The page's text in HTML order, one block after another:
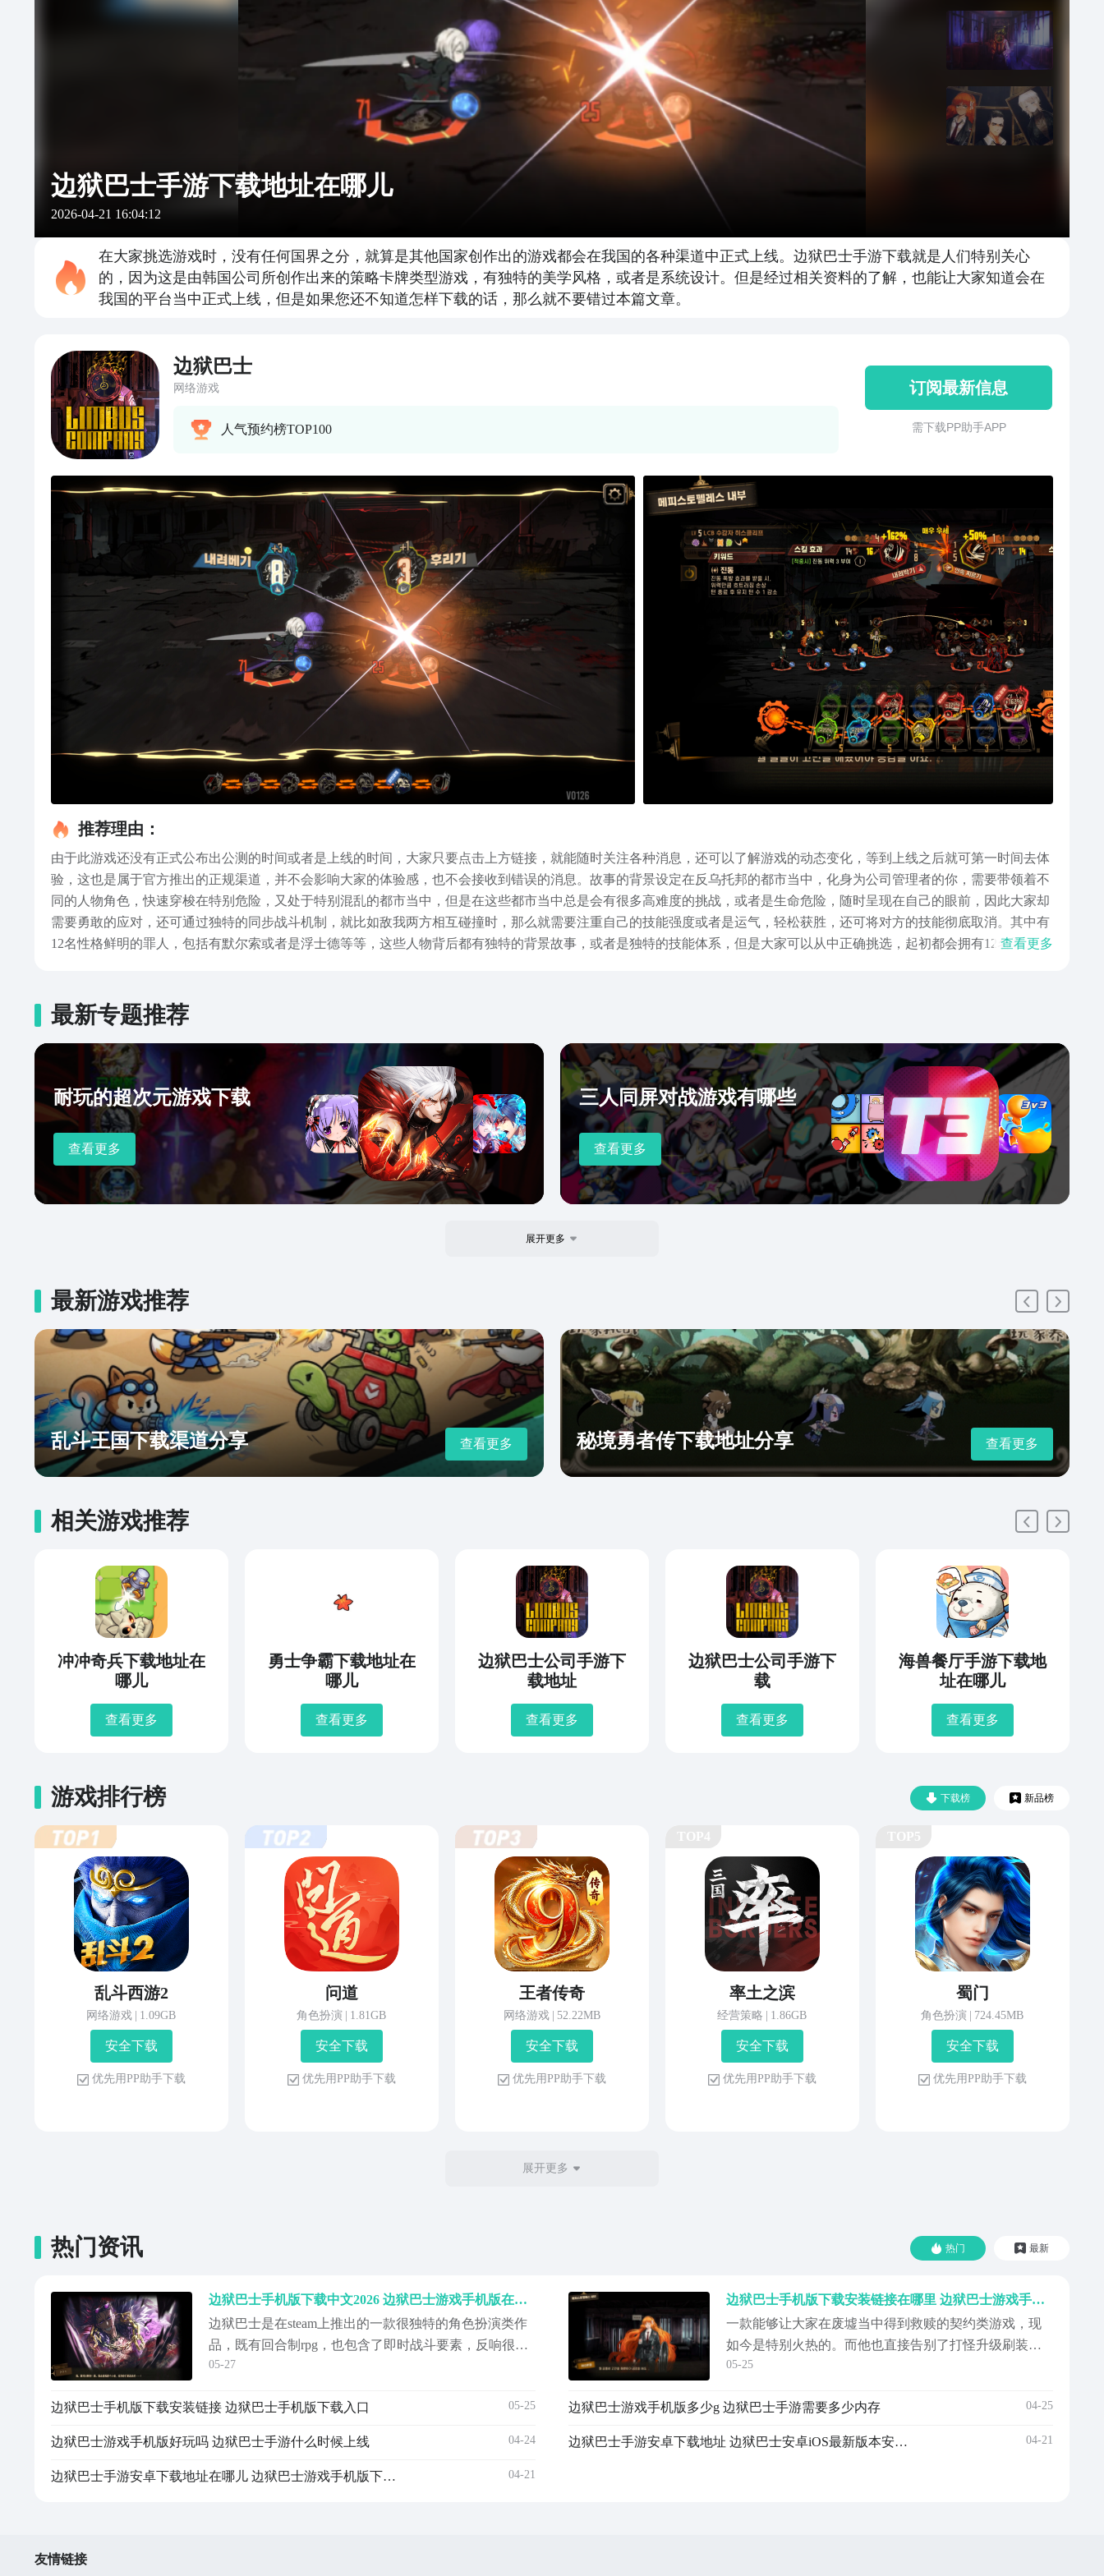
边狱巴士手游下载地址在哪儿
2026-04-21 16:04:12
在大家挑选游戏时，没有任何国界之分，就算是其他国家创作出的游戏都会在我国的各种渠道中正式上线。边狱巴士手游下载就是人们特别关心
的，因为这是由韩国公司所创作出来的策略卡牌类型游戏，有独特的美学风格，或者是系统设计。但是经过相关资料的了解，也能让大家知道会在
我国的平台当中正式上线，但是如果您还不知道怎样下载的话，那么就不要错过本篇文章。
边狱巴士
网络游戏
人气预约榜TOP100
订阅最新信息
需 下 载 P P 助 手 A P P
推荐理由：
由于此游戏还没有正式公布出公测的时间或者是上线的时间，大家只要点击上方链接，就能随时关注各种消息，还可以了解游戏的动态变化，等到上线之后就可第一时间去体
验，这也是属于官方推出的正规渠道，并不会影响大家的体验感，也不会接收到错误的消息。故事的背景设定在反乌托邦的都市当中，化身为公司管理者的你，需要带领着不
同的人物角色，快速穿梭在特别危险，又处于特别混乱的都市当中，但是在这些都市当中总是会有很多高难度的挑战，或者是生命危险，随时呈现在自己的眼前，因此大家却
需要勇敢的应对，还可通过独特的同步战斗机制，就比如敌我两方相互碰撞时，那么就需要注重自己的技能强度或者是运气，轻松获胜，还可将对方的技能彻底取消。其中有
12名性格鲜明的罪人，包括有默尔索或者是浮士德等等，这些人物背后都有独特的背景故事，或者是独特的技能体系，但是大家可以从中正确挑选，起初都会拥有12名罪人，
者是地址有了更好的了解，其实任意一款游戏都是需要在正式公测之后才能让大家亲自体验，但是此游戏目前还没有正式公测的具体时间，还依旧处于测试的阶段中，如果您
想等到游戏上线后快速体验的话，就可点击上方链接。
查看更多
最新专题推荐
耐玩的超次元游戏下载
查看更多
三人同屏对战游戏有哪些
查看更多
展开更多
最新游戏推荐
乱斗王国下载渠道分享 查看更多 秘境勇者传下载地址分享 查看更多
相关游戏推荐
冲冲奇兵下载地址在
哪儿
查看更多
勇士争霸下载地址在
哪儿
查看更多
边狱巴士公司手游下
载地址
查看更多
边狱巴士公司手游下
载
查看更多
海兽餐厅手游下载地
址在哪儿
查看更多
下载榜 新品榜
游戏排行榜
乱斗西游2
网络游戏 1.09GB
安 全 下 载
优 先 用 P P 助 手 下 载
问道
角色扮演 1.81GB
安 全 下 载
优 先 用 P P 助 手 下 载
王者传奇
网络游戏 52.22MB
安 全 下 载
优 先 用 P P 助 手 下 载
率土之滨
经营策略 1.86GB
安 全 下 载
优 先 用 P P 助 手 下 载
蜀门
角色扮演 724.45MB
安 全 下 载
优 先 用 P P 助 手 下 载
展开更多
热门 最新
热门资讯
边狱巴士手机版下载中文2026 边狱巴士游戏手机版在哪下
边狱巴士是在steam上推出的一款很独特的角色扮演类作
品，既有回合制rpg，也包含了即时战斗要素，反响很不
错，它的手机版也是有的，有玩家询问边狱巴士手机版
前它的国服手游版还没出，所以暂时没官中手游，最稳
05-27
边狱巴士手机版下载安装链接 边狱巴士手机版下载入口 05-25
边狱巴士游戏手机版好玩吗 边狱巴士手游什么时候上线 04-24
边狱巴士手游安卓下载地址在哪儿 边狱巴士游戏手机版下载安装链接推荐 04-21
边狱巴士手机版下载安装链接在哪里 边狱巴士游戏手机版在哪里下载
一款能够让大家在废墟当中得到救赎的契约类游戏，现
如今是特别火热的。而他也直接告别了打怪升级刷装备
的循环，再凭借丰富的剧情内容，所以很多玩家想要了
也能够让大家打发时间，但它主要的就是让大家在体验
最新版预约/...
05-25
边狱巴士游戏手机版多少g 边狱巴士手游需要多少内存 04-25
边狱巴士手游安卓下载地址 边狱巴士安卓iOS最新版本安装包获取方式 04-21
友情链接